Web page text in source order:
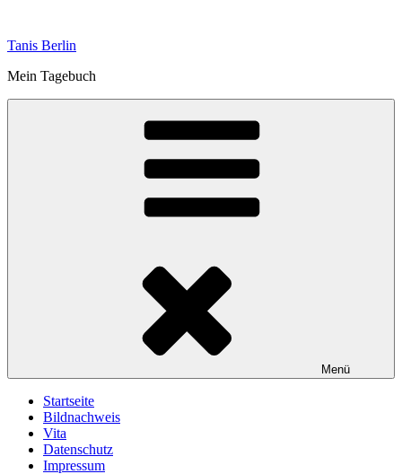
springen
Tanis Berlin
Mein Tagebuch
Menü
Startseite
Bildnachweis
Vita
Datenschutz
Impressum